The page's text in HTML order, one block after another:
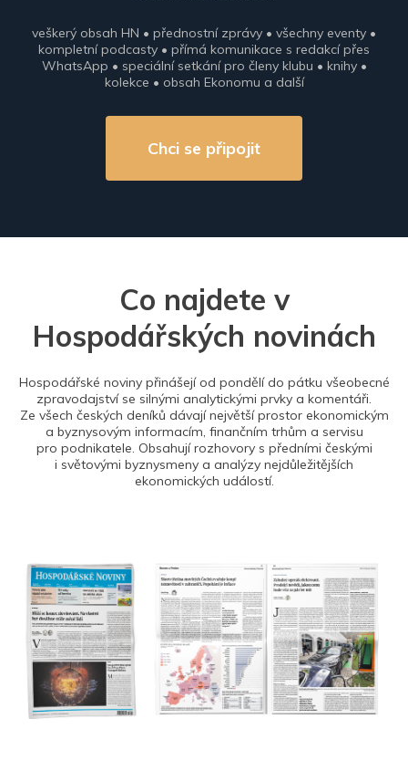
veškerý obsah HN • přednostní zprávy • všechny eventy •
kompletní podcasty • přímá komunikace s redakcí přes
WhatsApp • speciální setkání pro členy klubu • knihy •
kolekce • obsah Ekonomu a další
Chci se připojit
Co najdete v
Hospodářských novinách
Hospodářské noviny přinášejí od pondělí do pátku všeobecné
zpravodajství se silnými analytickými prvky a komentáři.
Ze všech českých deníků dávají největší prostor ekonomickým
a byznysovým informacím, finančním trhům a servisu
pro podnikatele. Obsahují rozhovory s předními českými
i světovými byznysmeny a analýzy nejdůležitějších
ekonomických událostí.